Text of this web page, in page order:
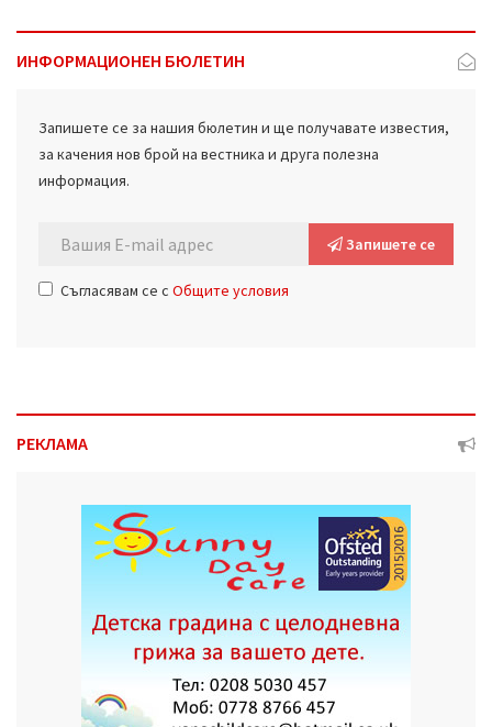
ИНФОРМАЦИОНЕН БЮЛЕТИН
Запишете се за нашия бюлетин и ще получавате известия,
за качения нов брой на вестника и друга полезна
информация.
Запишете се
Съгласявам се с Общите условия
РЕКЛАМА